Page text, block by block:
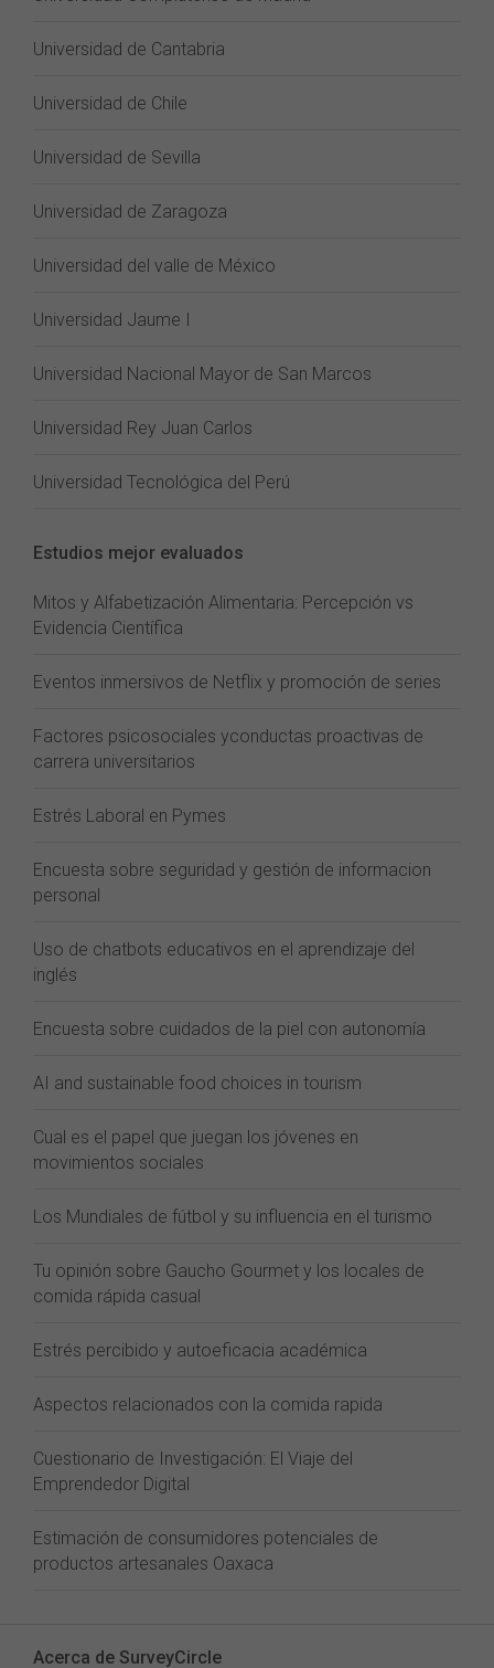
Universidad de Cantabria
Universidad de Chile
Universidad de Sevilla
Universidad de Zaragoza
Universidad del valle de México
Universidad Jaume I
Universidad Nacional Mayor de San Marcos
Universidad Rey Juan Carlos
Universidad Tecnológica del Perú
Estudios mejor evaluados
Mitos y Alfabetización Alimentaria: Percepción vs
Evidencia Científica
Eventos inmersivos de Netflix y promoción de series
Factores psicosociales yconductas proactivas de
carrera universitarios
Estrés Laboral en Pymes
Encuesta sobre seguridad y gestión de informacion
personal
Uso de chatbots educativos en el aprendizaje del
inglés
Encuesta sobre cuidados de la piel con autonomía
AI and sustainable food choices in tourism
Cual es el papel que juegan los jóvenes en
movimientos sociales
Los Mundiales de fútbol y su influencia en el turismo
Tu opinión sobre Gaucho Gourmet y los locales de
comida rápida casual
Estrés percibido y autoeficacia académica
Aspectos relacionados con la comida rapida
Cuestionario de Investigación: El Viaje del
Emprendedor Digital
Estimación de consumidores potenciales de
productos artesanales Oaxaca
Acerca de SurveyCircle